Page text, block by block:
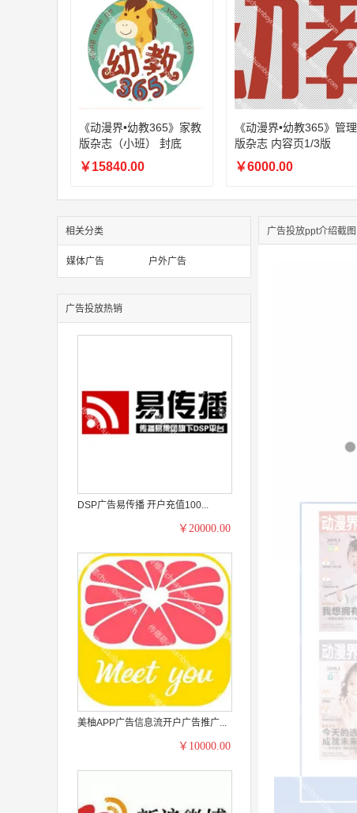
《动漫界•幼教365》家教
版杂志（小班） 封底
￥15840.00
《动漫界•幼教365》管理
版杂志 内容页1/3版
￥6000.00
相关分类
媒体广告 户外广告
广告投放热销
DSP广告易传播 开户充值100...
￥20000.00
美柚APP广告信息流开户广告推广...
￥10000.00
广告投放ppt介绍截图